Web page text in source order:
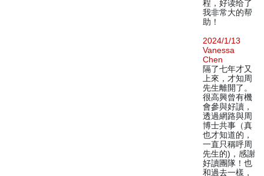
程，好读给了
我非常大的帮
助！
2024/1/13
Vanessa
Chen
隔了七年才又
上來，才知周
先生離開了。
很高興曾有機
會參與好讀，
透過網路與周
博士共事（真
也才知道的，
一直只稱呼周
先生的)，感謝
好讀團隊！也
和過去一樣，